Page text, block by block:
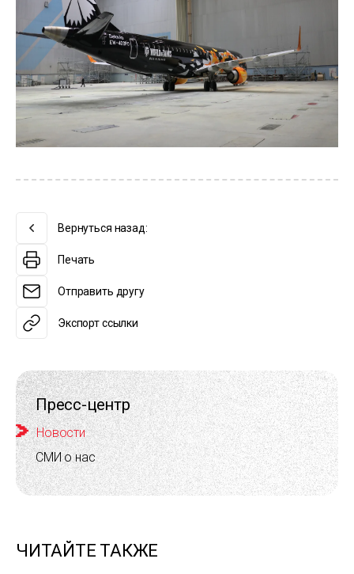
Пресс-центр
Новости
СМИ о нас
ЧИТАЙТЕ ТАКЖЕ
Вернуться назад:
Печать
Отправить другу
Экспорт ссылки